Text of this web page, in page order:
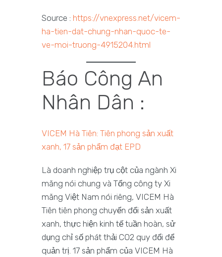
Source : https://vnexpress.net/vicem-
ha-tien-dat-chung-nhan-quoc-te-
ve-moi-truong-4915204.html
Báo Công An
Nhân Dân :
VICEM Hà Tiên: Tiên phong sản xuất
xanh, 17 sản phẩm đạt EPD
Là doanh nghiệp trụ cột của ngành Xi
măng nói chung và Tổng công ty Xi
măng Việt Nam nói riêng, VICEM Hà
Tiên tiên phong chuyển đổi sản xuất
xanh, thực hiện kinh tế tuần hoàn, sử
dụng chỉ số phát thải CO2 quy đổi để
quản trị. 17 sản phẩm của VICEM Hà